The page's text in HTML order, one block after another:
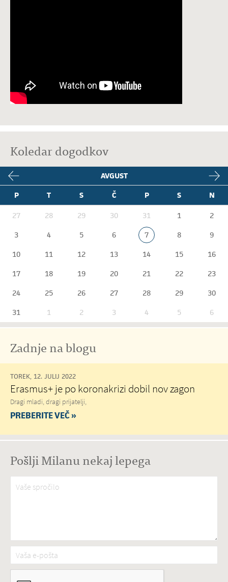
Koledar dogodkov
AVGUST
P
T S Č P S N
27 28 29 30 31 1
2
3
4 5 6 7 8
9
10
11 12 13 14 15
16
17
18 19 20 21 22
23
24
25 26 27 28 29
30
31
1 2 3 4 5 6
Zadnje na blogu
TOREK, 12. JULIJ 2022
Erasmus+ je po koronakrizi dobil nov zagon
Dragi mladi, dragi prijatelji,
PREBERITE VEČ »
Pošlji Milanu nekaj lepega
Vaše spročilo*
Vaša e-pošta*